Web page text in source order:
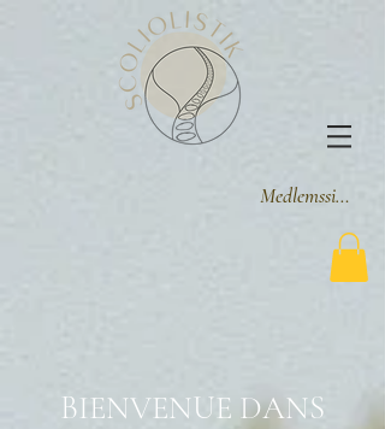
Medlemssider
BIENVENUE DANS